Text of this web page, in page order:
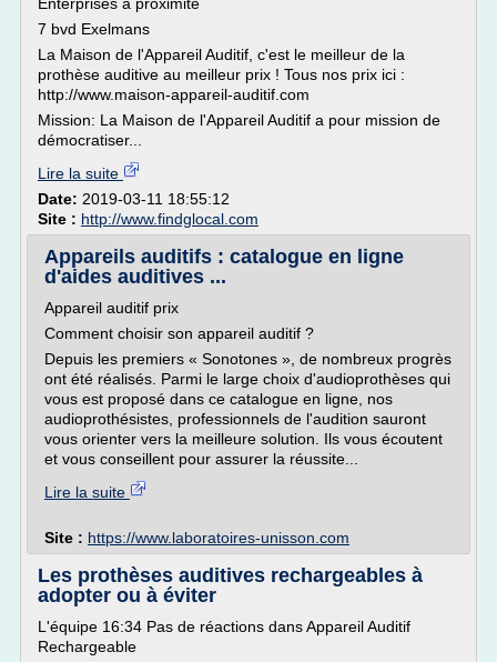
7 bvd Exelmans
La Maison de l'Appareil Auditif, c'est le meilleur de la
prothèse auditive au meilleur prix ! Tous nos prix ici :
http://www.maison-appareil-auditif.com
Mission: La Maison de l'Appareil Auditif a pour mission de
démocratiser...
Lire la suite
Date: 2019-03-11 18:55:12
Site : http://www.findglocal.com
Appareils auditifs : catalogue en ligne
d'aides auditives ...
Appareil auditif prix
Comment choisir son appareil auditif ?
Depuis les premiers « Sonotones », de nombreux progrès
ont été réalisés. Parmi le large choix d'audioprothèses qui
vous est proposé dans ce catalogue en ligne, nos
audioprothésistes, professionnels de l'audition sauront
vous orienter vers la meilleure solution. Ils vous écoutent
et vous conseillent pour assurer la réussite...
Lire la suite
Site : https://www.laboratoires-unisson.com
Les prothèses auditives rechargeables à
adopter ou à éviter
L'équipe 16:34 Pas de réactions dans Appareil Auditif
Rechargeable